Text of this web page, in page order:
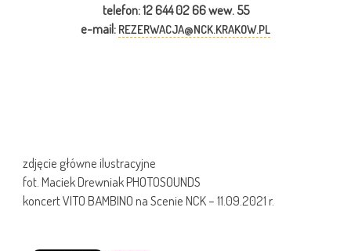
telefon: 12 644 02 66 wew. 55
e-mail: REZERWACJA@NCK.KRAKOW.PL
zdjęcie główne ilustracyjne
fot. Maciek Drewniak PHOTOSOUNDS
koncert VITO BAMBINO na Scenie NCK – 11.09.2021 r.